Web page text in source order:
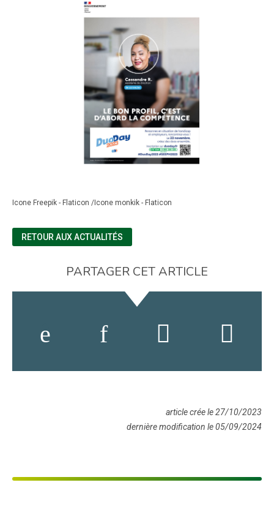
Icone Freepik - Flaticon /Icone monkik - Flaticon
RETOUR AUX ACTUALITÉS
PARTAGER CET ARTICLE
article crée le 27/10/2023
dernière modification le 05/09/2024